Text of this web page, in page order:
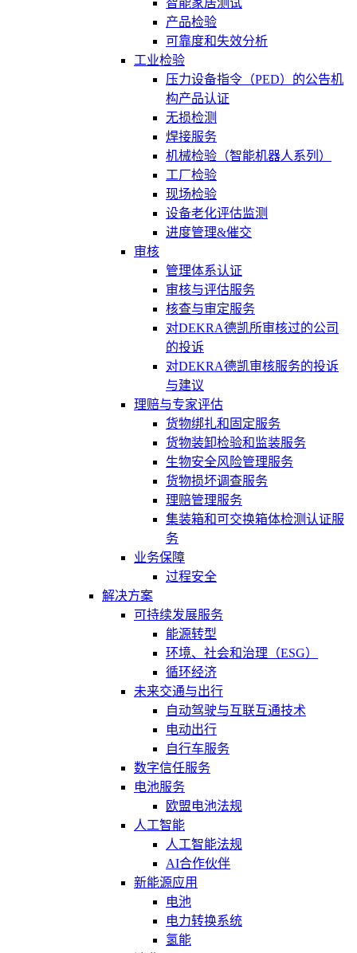
产品检验
可靠度和失效分析
工业检验
压力设备指令（PED）的公告机
构产品认证
无损检测
焊接服务
机械检验（智能机器人系列）
工厂检验
现场检验
设备老化评估监测
进度管理&催交
审核
管理体系认证
审核与评估服务
核查与审定服务
对DEKRA德凯所审核过的公司
的投诉
对DEKRA德凯审核服务的投诉
与建议
理赔与专家评估
货物绑扎和固定服务
货物装卸检验和监装服务
生物安全风险管理服务
货物损坏调查服务
理赔管理服务
集装箱和可交换箱体检测认证服
务
业务保障
过程安全
解决方案
可持续发展服务
能源转型
环境、社会和治理（ESG）
循环经济
未来交通与出行
自动驾驶与互联互通技术
电动出行
自行车服务
数字信任服务
电池服务
欧盟电池法规
人工智能
人工智能法规
AI合作伙伴
新能源应用
电池
电力转换系统
氢能